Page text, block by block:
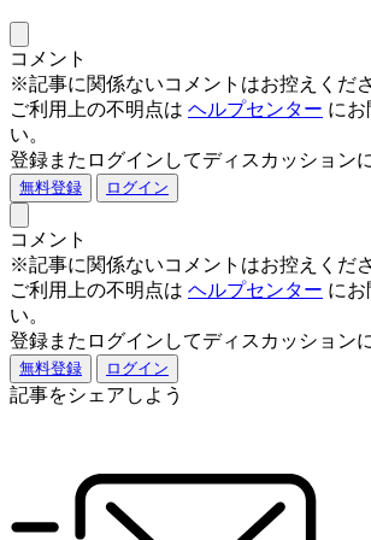
コメント
※記事に関係ないコメントはお控えくださ
ご利用上の不明点は ヘルプセンター にお
い。
登録またログインしてディスカッション
無料登録 ログイン
コメント
※記事に関係ないコメントはお控えくださ
ご利用上の不明点は ヘルプセンター にお
い。
登録またログインしてディスカッション
無料登録 ログイン
記事をシェアしよう